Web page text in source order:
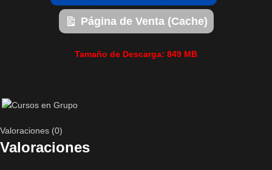
Página de Venta (Cache)
Tamaño de Descarga: 849 MB
Valoraciones (0)
Valoraciones